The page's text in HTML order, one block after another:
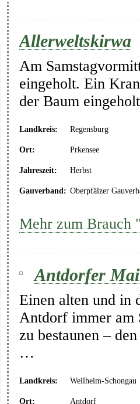
Allerweltskirwa
Am
eingeholt. Ein
der Baum
Landkreis: Regensburg
Ort: Prkensee
Jahreszeit: Herbst
Gauverband: Oberpfälzer
Mehr zum
Antdorfer
Einen alten und in
Antdorf immer am
zu bestaunen –
…
Landkreis: Weilheim-Schongau
Ort: Antdorf